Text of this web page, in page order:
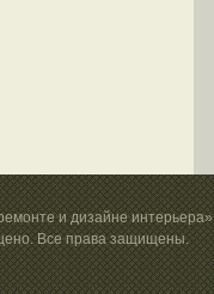
и дизайне интерьера»
Все права защищены.